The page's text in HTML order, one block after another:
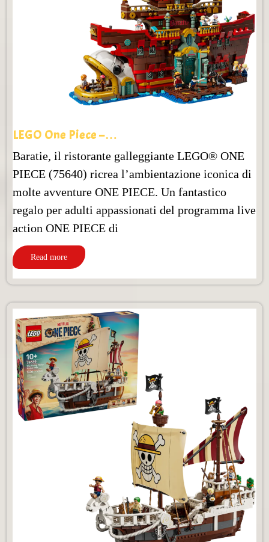
LEGO One Piece –…
Baratie, il ristorante galleggiante LEGO® ONE
PIECE (75640) ricrea l’ambientazione iconica di
molte avventure ONE PIECE. Un fantastico
regalo per adulti appassionati del programma live
action ONE PIECE di
Read more